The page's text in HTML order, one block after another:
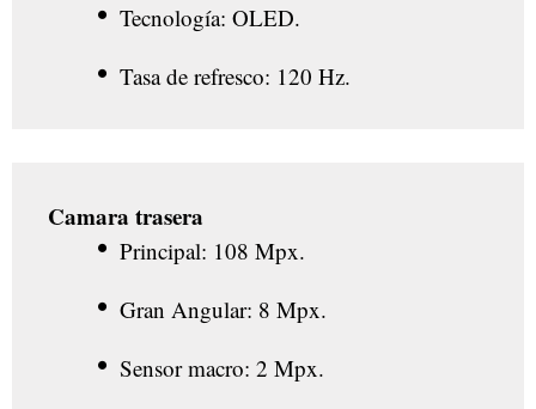
Tecnología: OLED.
Tasa de refresco: 120 Hz.
Camara trasera
Principal: 108 Mpx.
Gran Angular: 8 Mpx.
Sensor macro: 2 Mpx.